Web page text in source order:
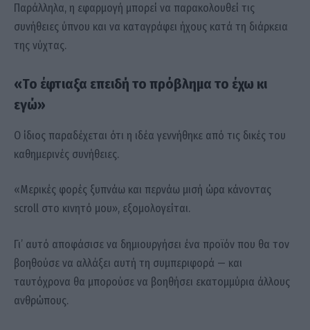
Παράλληλα, η εφαρμογή μπορεί να παρακολουθεί τις
συνήθειες ύπνου και να καταγράφει ήχους κατά τη διάρκεια
της νύχτας.
«Το έφτιαξα επειδή το πρόβλημα το έχω κι
εγώ»
Ο ίδιος παραδέχεται ότι η ιδέα γεννήθηκε από τις δικές του
καθημερινές συνήθειες.
«Μερικές φορές ξυπνάω και περνάω μισή ώρα κάνοντας
scroll στο κινητό μου», εξομολογείται.
Γι’ αυτό αποφάσισε να δημιουργήσει ένα προϊόν που θα τον
βοηθούσε να αλλάξει αυτή τη συμπεριφορά — και
ταυτόχρονα θα μπορούσε να βοηθήσει εκατομμύρια άλλους
ανθρώπους.